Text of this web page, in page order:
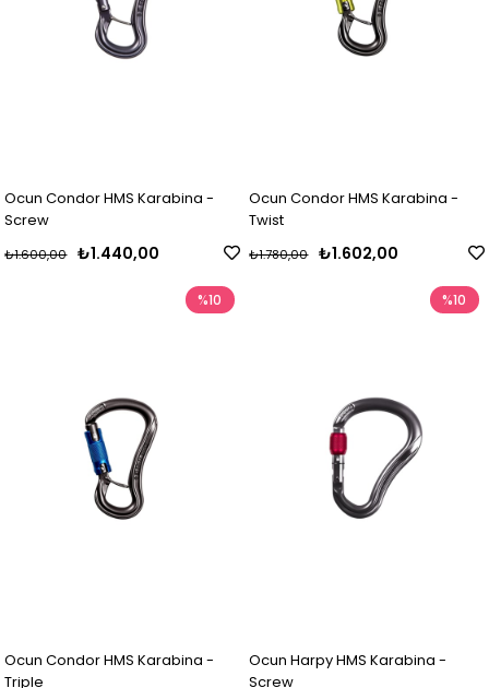
Ocun Condor HMS Karabina -
Screw
₺1.440,00
₺1.600,00
Ocun Condor HMS Karabina -
Twist
₺1.602,00
₺1.780,00
Ocun Condor HMS Karabina -
Triple
%10
Ocun Harpy HMS Karabina -
Screw
%10